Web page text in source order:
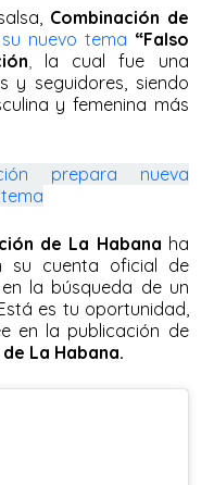
Combinación de
nuevo tema “Falso
la cual fue una
y seguidores, siendo
y femenina más
prepara nueva
de La Habana ha
su cuenta oficial de
la búsqueda de un
es tu oportunidad,
en la publicación de
La Habana.